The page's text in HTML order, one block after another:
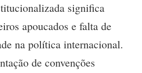
significa
apoucados e falta de
na política internacional.
de convenções